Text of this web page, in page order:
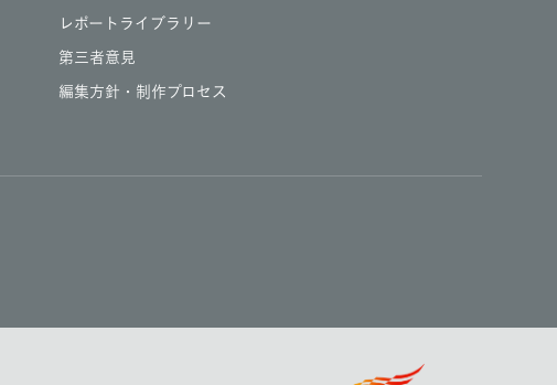
レポートライブラリー
第三者意見
編集方針・制作プロセス